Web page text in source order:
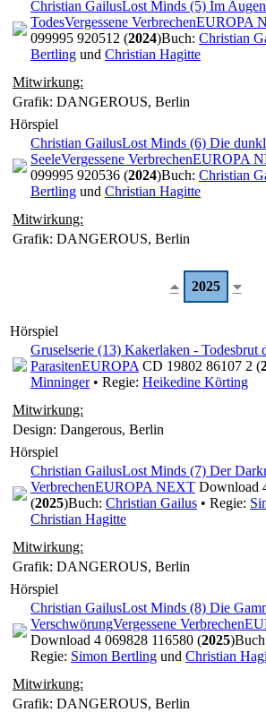
Christian GailusLost Minds (5) Im
TodesVergessene VerbrechenEUROPA
099995 920512 (2024)Buch: Christian
Bertling und Christian Hagitte
Mitwirkung:
Grafik: DANGEROUS, Berlin
Hörspiel
Christian GailusLost Minds (6) Die
SeeleVergessene VerbrechenEUROPA
099995 920536 (2024)Buch: Christian
Bertling und Christian Hagitte
Mitwirkung:
Grafik: DANGEROUS, Berlin
2025
Hörspiel
Gruselserie (13) Kakerlaken - Todesbrut
ParasitenEUROPA CD 19802 86107 2 (
Minninger• Regie: Heikedine Körting
Mitwirkung:
Design: Dangerous, Berlin
Hörspiel
Christian GailusLost Minds (7) Der
VerbrechenEUROPA NEXT Download
(2025)Buch: Christian Gailus • Regie:
Christian Hagitte
Mitwirkung:
Grafik: DANGEROUS, Berlin
Hörspiel
Christian GailusLost Minds (8) Die
VerschwörungVergessene Verbrechen
Download 4 069828 116580 (2025)
Regie: Simon Bertling und Christian
Mitwirkung:
Grafik: DANGEROUS, Berlin